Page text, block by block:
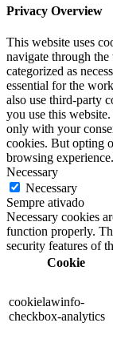
Privacy Overview
This website uses
navigate through the
categorized as
essential for the
also use third-party
you use this
only with your
cookies. But opting
browsing experience.
Necessary
Necessary
Sempre ativado
Necessary cookies
function properly.
security features of
Cookie
cookielawinfo-
checkbox-analytics